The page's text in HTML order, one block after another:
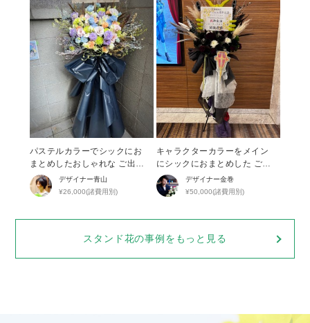
パステルカラーでシックにお
まとめしたおしゃれな ご出演
スタンド花デザイナー青山
¥26,000(諸費用別)
キャラクターカラーをメイン
にシックにおまとめした ご出
演スタンド花
デザイナー金巻
¥50,000(諸費用別)
スタンド花の事例をもっと見る